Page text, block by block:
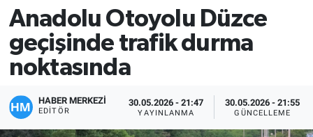
Anadolu Otoyolu Düzce
geçişinde trafik durma
noktasında
HABER MERKEZİ
EDITÖR
30.05.2026 - 21:47
YAYINLANMA
30.05.2026 - 21:55
GÜNCELLEME
Politika
Turizm
Sağlık
Süper Lig Puan Durumu ve Fikstür
Tüm Manşetler
Son Dakika Haberleri